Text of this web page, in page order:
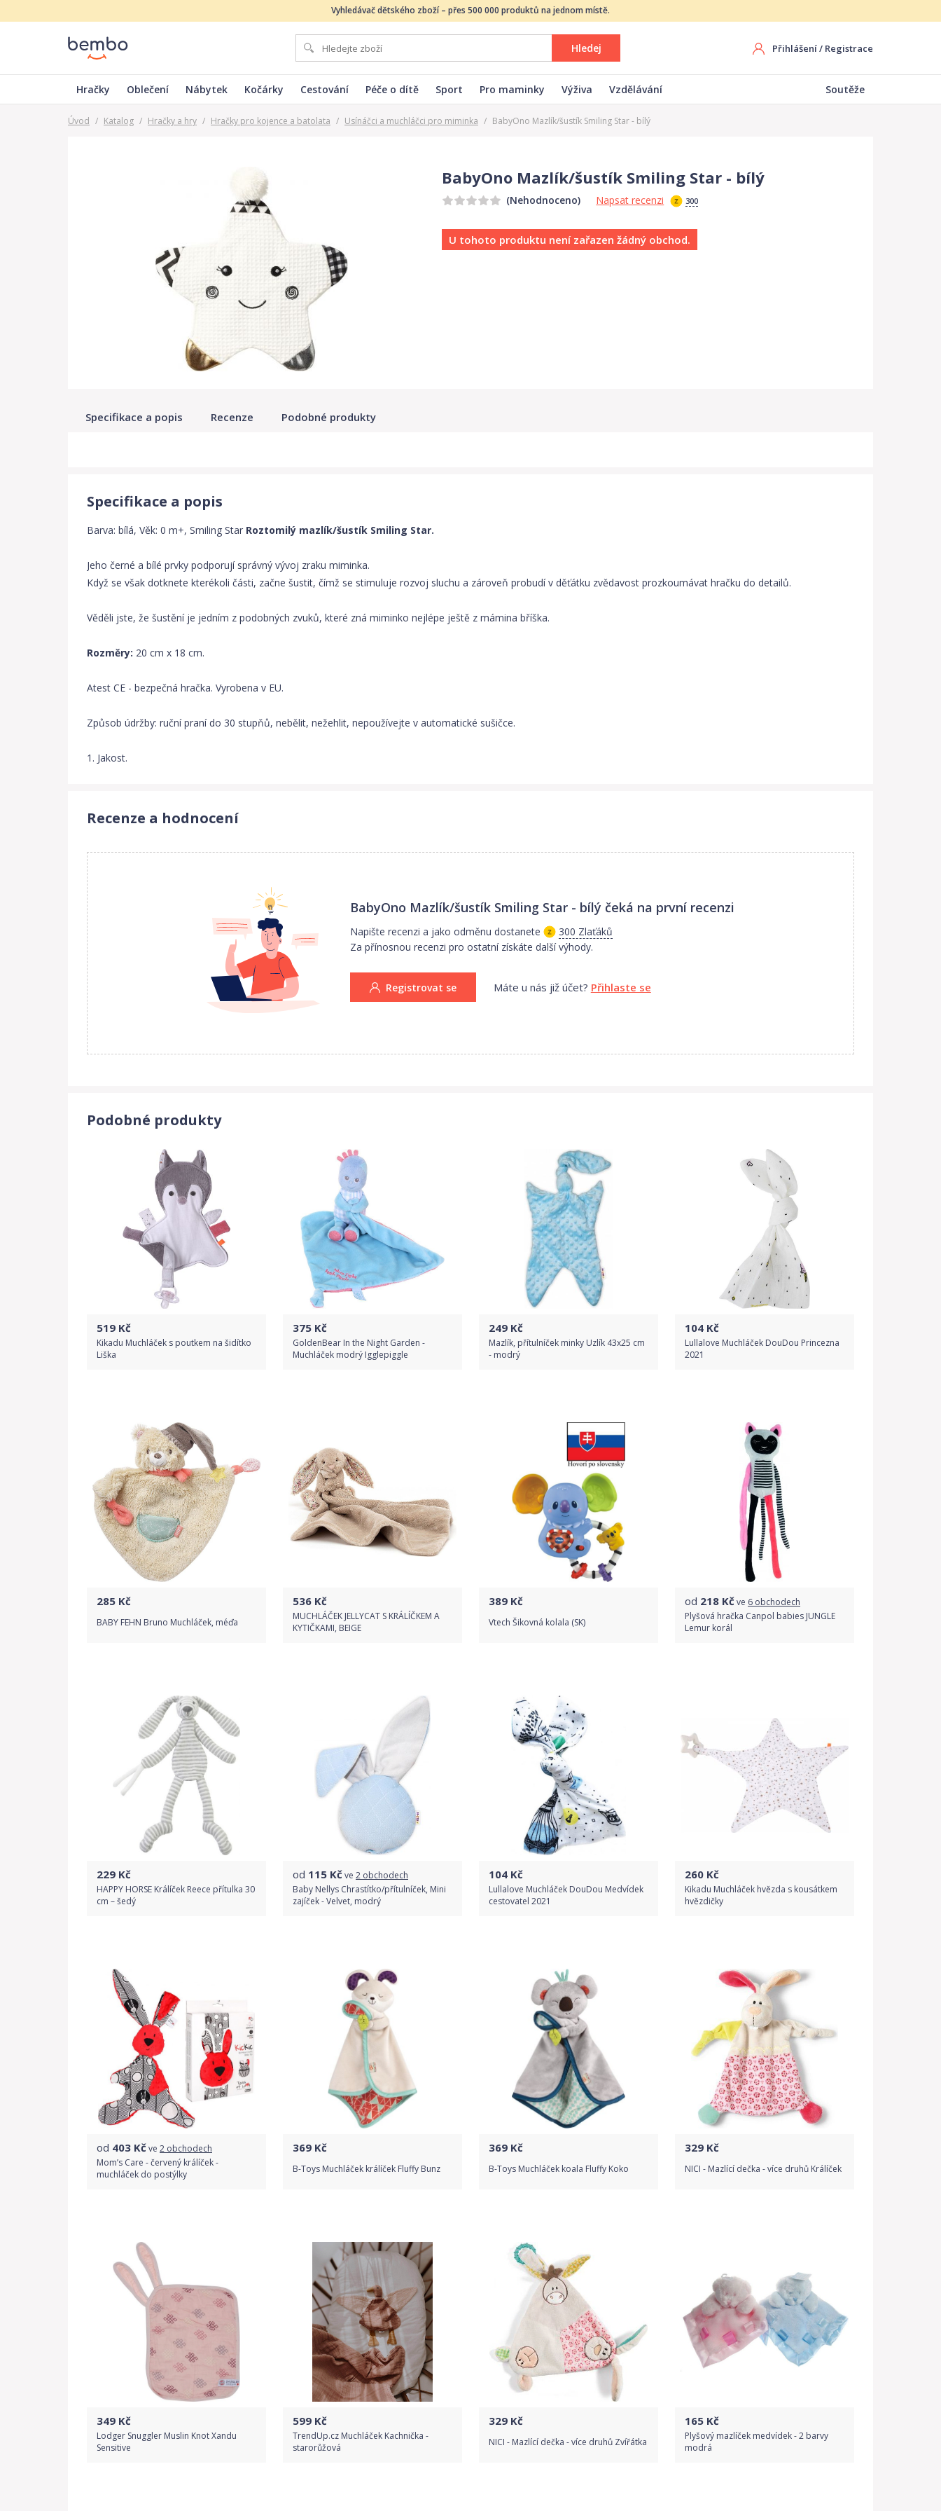
Vyhledávač dětského zboží – přes 500 000 produktů na jednom místě.
Hledej Přihlášení/ Registrace
Hračky Oblečení Nábytek Kočárky Cestování Péče o dítě Sport Pro maminky Výživa Vzdělávání Soutěže
Úvod / Katalog / Hračky a hry / Hračky pro kojence a batolata / Usínáčci a muchláčci pro miminka / BabyOno Mazlík/šustík Smiling Star - bílý
BabyOno Mazlík/šustík Smiling Star - bílý
(Nehodnoceno) Napsat recenzi 300
U tohoto produktu není zařazen žádný obchod.
Specifikace a popis Recenze Podobné produkty
Specifikace a popis
Barva: bílá, Věk: 0 m+, Smiling Star Roztomilý mazlík/šustík Smiling Star.
Jeho černé a bílé prvky podporují správný vývoj zraku miminka.
Když se však dotknete kterékoli části, začne šustit, čímž se stimuluje rozvoj sluchu a zároveň probudí v děťátku zvědavost prozkoumávat hračku do detailů.
Věděli jste, že šustění je jedním z podobných zvuků, které zná miminko nejlépe ještě z mámina bříška.
Rozměry: 20 cm x 18 cm.
Atest CE - bezpečná hračka. Vyrobena v EU.
Způsob údržby: ruční praní do 30 stupňů, nebělit, nežehlit, nepoužívejte v automatické sušičce.
1. Jakost.
Recenze a hodnocení
BabyOno Mazlík/šustík Smiling Star - bílý čeká na první recenzi
Napište recenzi a jako odměnu dostanete
300 Zlaťáků
Za přínosnou recenzi pro ostatní získáte další výhody.
Registrovat se Máte u nás již účet? Přihlaste se
Podobné produkty
519 Kč
Kikadu Muchláček s poutkem na šidítko
Liška
Detail produktu
375 Kč
GoldenBear In the Night Garden -
Muchláček modrý Igglepiggle
249 Kč
Mazlík, přítulníček minky Uzlík 43x25 cm
- modrý
Detail produktu
104 Kč
Lullalove Muchláček DouDou Princezna
2021
Detail produktu
285 Kč
BABY FEHN Bruno Muchláček, méďa
Detail produktu
536 Kč
MUCHLÁČEK JELLYCAT S KRÁLÍČKEM A
KYTIČKAMI, BEIGE
389 Kč
Vtech Šikovná kolala (SK)
Detail produktu
od 218 Kčve 6 obchodech
Plyšová hračka Canpol babies JUNGLE
Lemur korál
229 Kč
HAPPY HORSE Králíček Reece přítulka 30
cm – šedý
od 115 Kčve 2 obchodech
Baby Nellys Chrastítko/přítulníček, Mini
zajíček - Velvet, modrý
104 Kč
Lullalove Muchláček DouDou Medvídek
cestovatel 2021
Detail produktu
260 Kč
Kikadu Muchláček hvězda s kousátkem
hvězdičky
Detail produktu
od 403 Kčve 2 obchodech
Mom’s Care - červený králíček -
muchláček do postýlky
369 Kč
B-Toys Muchláček králíček Fluffy Bunz
Detail produktu
369 Kč
B-Toys Muchláček koala Fluffy Koko
Detail produktu
329 Kč
NICI - Mazlící dečka - více druhů Králíček
349 Kč
Lodger Snuggler Muslin Knot Xandu
Sensitive
599 Kč
TrendUp.cz Muchláček Kachnička -
starorůžová
329 Kč
NICI - Mazlící dečka - více druhů Zvířátka
165 Kč
Plyšový mazlíček medvídek - 2 barvy
modrá